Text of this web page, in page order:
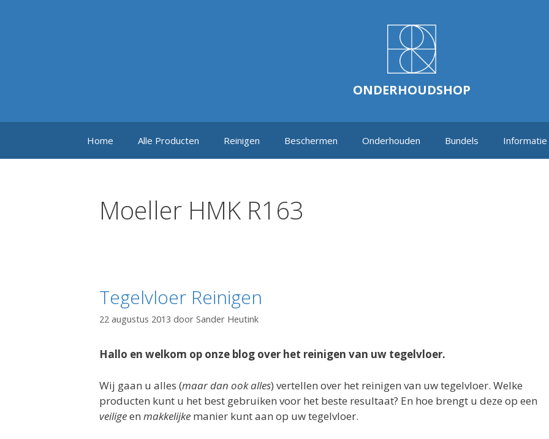
ONDERHOUDSHOP
Home Alle Producten Reinigen Beschermen Onderhouden Bundels Informatie
Moeller HMK R163
Tegelvloer Reinigen
22 augustus 2013 door Sander Heutink
Hallo en welkom op onze blog over het reinigen van uw tegelvloer.
Wij gaan u alles (maardan ook alles) vertellen over het reinigen van uw tegelvloer. Welke
producten kunt u het best gebruiken voor het beste resultaat? En hoe brengt u deze op een
veiligeen makkelijke manier kunt aan op uw tegelvloer.